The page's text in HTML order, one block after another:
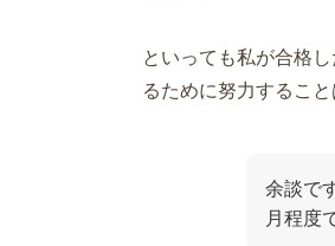
といっても私が合格
るために努力するこ
余談で
月程度